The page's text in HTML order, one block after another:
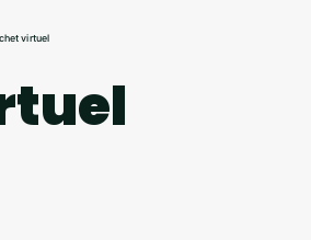
virtuel